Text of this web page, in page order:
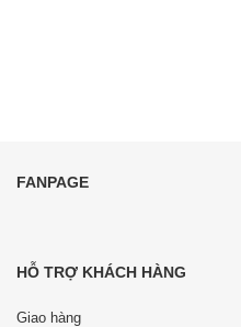
FANPAGE
HỖ TRỢ KHÁCH HÀNG
Giao hàng